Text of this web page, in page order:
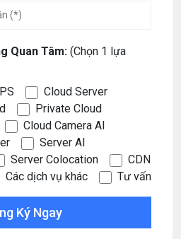
Quan Tâm: (Chọn 1 lựa
Cloud Server
Private Cloud
Cloud Camera AI
Server AI
Server Colocation
CDN
Các dịch vụ khác Tư vấn